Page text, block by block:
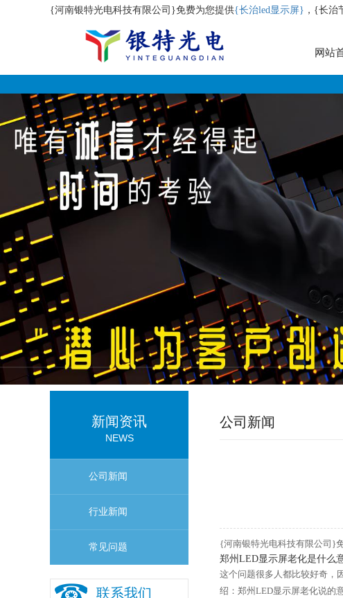
{河南银特光电科技有限公司}免费为您提供{长治led显示屏} ，{长治
网站
新闻资讯
NEWS
公司新闻
行业新闻
常见问题
联系我们
公司新闻
{河南银特光电科技有限公司}
郑州LED显示屏老化是什么
这个问题很多人都比较好奇，
绍：郑州LED显示屏老化说的